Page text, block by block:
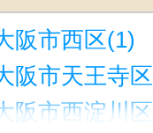
阪市西区(1)
阪市天王寺
阪市西淀川